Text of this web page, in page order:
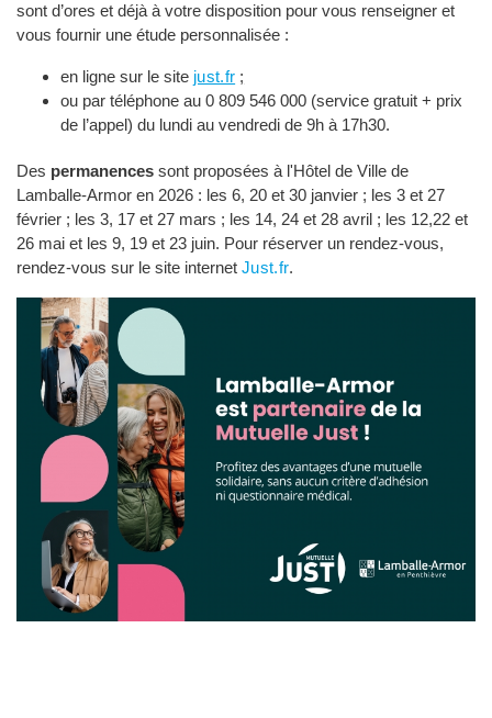
sont d’ores et déjà à votre disposition pour vous renseigner et
vous fournir une étude personnalisée :
en ligne sur le site just.fr ;
ou par téléphone au 0 809 546 000 (service gratuit + prix
de l’appel) du lundi au vendredi de 9h à 17h30.
Des permanences sont proposées à l'Hôtel de Ville de
Lamballe-Armor en 2026 : les 6, 20 et 30 janvier ; les 3 et 27
février ; les 3, 17 et 27 mars ; les 14, 24 et 28 avril ; les 12,22 et
26 mai et les 9, 19 et 23 juin. Pour réserver un rendez-vous,
rendez-vous sur le site internet Just.fr.